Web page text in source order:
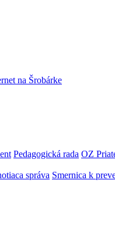
na Šrobárke
Pedagogická rada OZ
správa Smernica k